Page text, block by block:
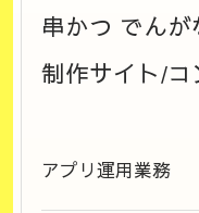
串かつ でんが
制作サイト/コ
アプリ運用業務